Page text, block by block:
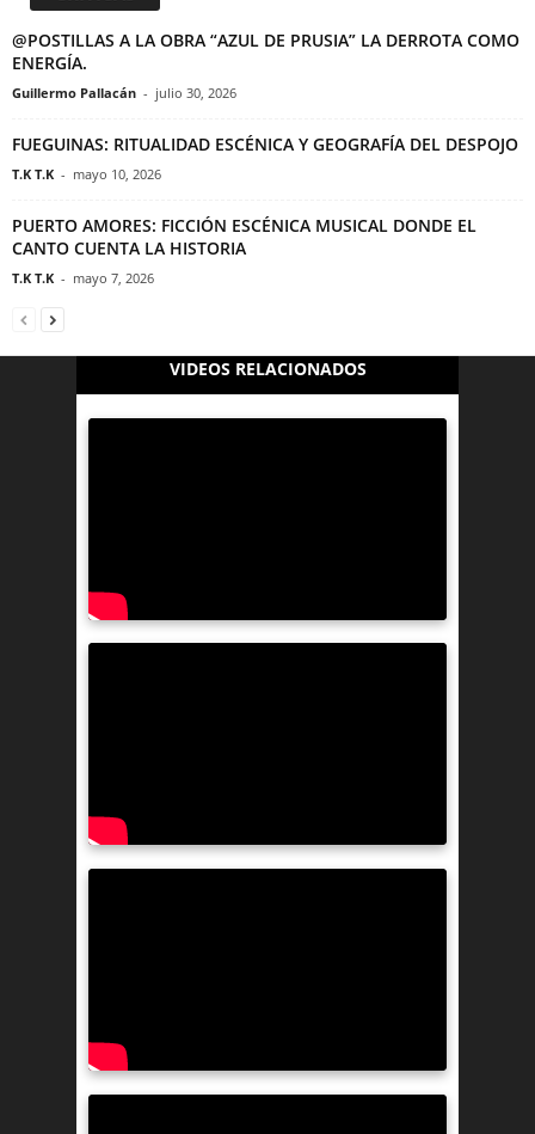
@POSTILLAS A LA OBRA “AZUL DE PRUSIA” LA DERROTA COMO
ENERGÍA.
Guillermo Pallacán - julio 30, 2026
FUEGUINAS: RITUALIDAD ESCÉNICA Y GEOGRAFÍA DEL DESPOJO
T.K T.K - mayo 10, 2026
PUERTO AMORES: FICCIÓN ESCÉNICA MUSICAL DONDE EL
CANTO CUENTA LA HISTORIA
T.K T.K - mayo 7, 2026
VIDEOS RELACIONADOS